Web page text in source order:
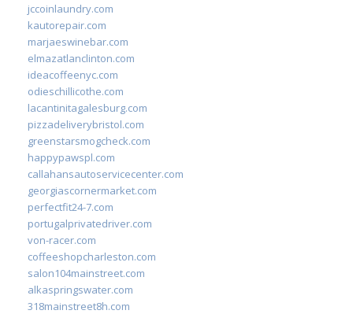
jccoinlaundry.com
kautorepair.com
marjaeswinebar.com
elmazatlanclinton.com
ideacoffeenyc.com
odieschillicothe.com
lacantinitagalesburg.com
pizzadeliverybristol.com
greenstarsmogcheck.com
happypawspl.com
callahansautoservicecenter.com
georgiascornermarket.com
perfectfit24-7.com
portugalprivatedriver.com
von-racer.com
coffeeshopcharleston.com
salon104mainstreet.com
alkaspringswater.com
318mainstreet8h.com